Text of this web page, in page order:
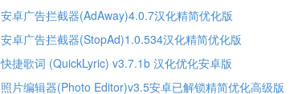
安卓广告拦截器(AdAway)4.0.7汉化精简优化版
安卓广告拦截器(StopAd)1.0.534汉化精简优化版
快捷歌词 (QuickLyric) v3.7.1b 汉化优化安卓版
照片编辑器(Photo Editor)v3.5安卓已解锁精简优化高级版